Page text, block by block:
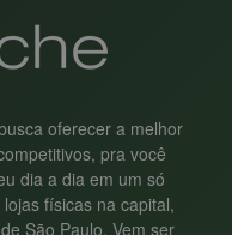
oferecer a melhor
pra você
dia a dia em um só
físicas na capital,
São Paulo. Vem ser